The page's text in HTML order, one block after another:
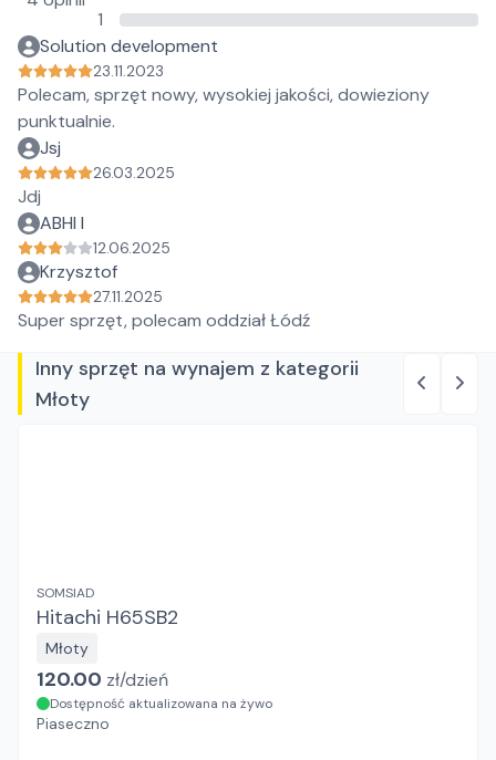
1
Solution development
23.11.2023
Polecam, sprzęt nowy, wysokiej jakości, dowieziony
punktualnie.
Jsj
26.03.2025
Jdj
ABHI I
12.06.2025
Krzysztof
27.11.2025
Super sprzęt, polecam oddział Łódź
Inny sprzęt na wynajem z kategorii
Młoty
SOMSIAD
Hitachi H65SB2
Młoty
120.00 zł/dzień
Dostępność aktualizowana na żywo
Piaseczno